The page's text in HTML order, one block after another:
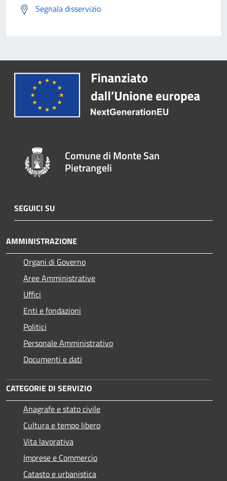
Segnala disservizio
Comune di Monte San
Pietrangeli
SEGUICI SU
AMMINISTRAZIONE
Organi di Governo
Aree Amministrative
Uffici
Enti e fondazioni
Politici
Personale Amministrativo
Documenti e dati
CATEGORIE DI SERVIZIO
Anagrafe e stato civile
Cultura e tempo libero
Vita lavorativa
Imprese e Commercio
Catasto e urbanistica